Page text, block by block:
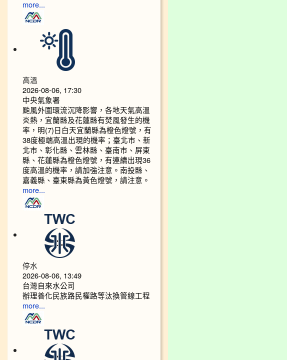
more...
高溫
2026-08-06, 17:30
中央氣象署
颱風外圍環流沉降影響，各地天氣高溫
炎熱，宜蘭縣及花蓮縣有焚風發生的機
率，明(7)日白天宜蘭縣為橙色燈號，有
38度極端高溫出現的機率；臺北市、新
北市、彰化縣、雲林縣、臺南市、屏東
縣、花蓮縣為橙色燈號，有連續出現36
度高溫的機率，請加強注意。南投縣、
嘉義縣、臺東縣為黃色燈號，請注意。
more...
停水
2026-08-06, 13:49
台灣自來水公司
辦理善化民族路民權路等汰換管線工程
more...